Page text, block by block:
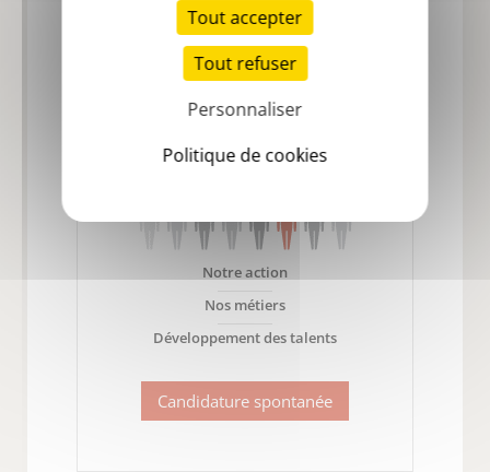
Pas d'article dans la liste.
Tous les évènements
Notre action
Nos métiers
Développement des talents
Candidature spontanée
Tout accepter
Tout refuser
Personnaliser
Politique de cookies